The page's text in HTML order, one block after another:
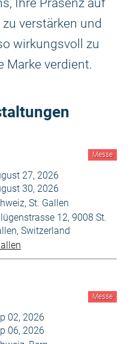
Ihre Präsenz auf
verstärken und
wirkungsvoll zu
Marke verdient.
Messe
27, 2026
30, 2026
St. Gallen
12, 9008 St.
Switzerland
Messe
02, 2026
06, 2026